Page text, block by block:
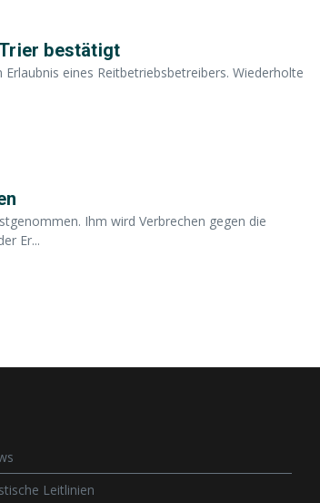
bestätigt
eines Reitbetriebsbetreibers. Wiederholte
Ihm wird Verbrechen gegen die
Er...
Leitlinien